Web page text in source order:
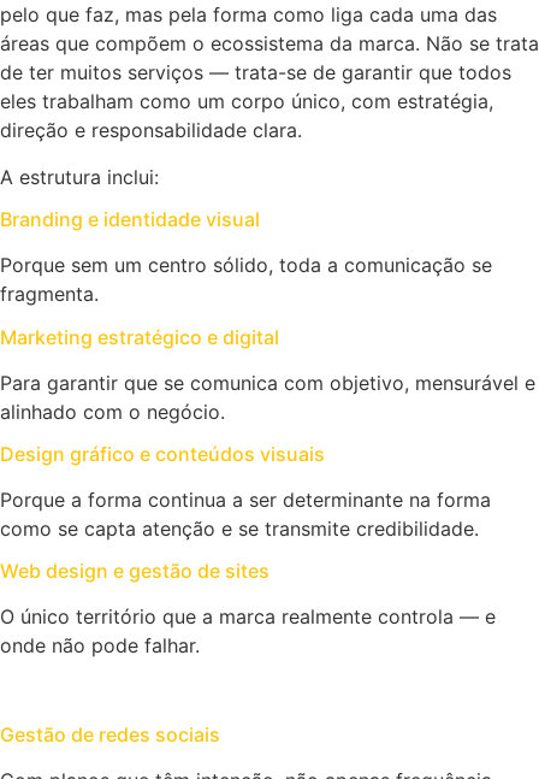
pelo que faz, mas pela forma como liga cada uma das
áreas que compõem o ecossistema da marca. Não se trata
de ter muitos serviços — trata-se de garantir que todos
eles trabalham como um corpo único, com estratégia,
direção e responsabilidade clara.
A estrutura inclui:
Branding e identidade visual
Porque sem um centro sólido, toda a comunicação se
fragmenta.
Marketing estratégico e digital
Para garantir que se comunica com objetivo, mensurável e
alinhado com o negócio.
Design gráfico e conteúdos visuais
Porque a forma continua a ser determinante na forma
como se capta atenção e se transmite credibilidade.
Web design e gestão de sites
O único território que a marca realmente controla — e
onde não pode falhar.
Gestão de redes sociais